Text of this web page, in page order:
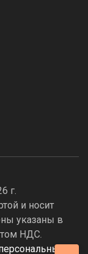
г.
и носит
указаны в
НДС.